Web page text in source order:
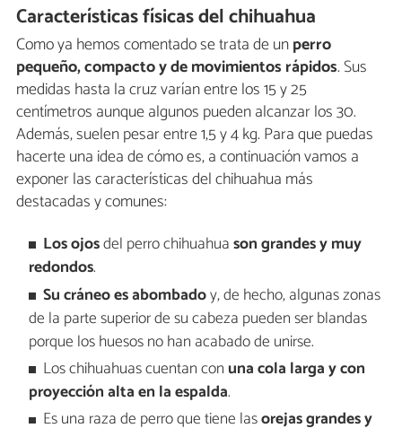
Características físicas del chihuahua
Como ya hemos comentado se trata de unperro
pequeño, compacto y de movimientos rápidos. Sus
medidas hasta la cruz varían entre los 15 y 25
centímetros aunque algunos pueden alcanzar los 30.
Además, suelen pesar entre 1,5 y 4 kg. Para que puedas
hacerte una idea de cómo es, a continuación vamos a
exponer las características del chihuahua más
destacadas y comunes:
Los ojosdel perro chihuahuason grandes y muy
redondos.
Su cráneo es abombadoy, de hecho, algunas zonas
de la parte superior de su cabeza pueden ser blandas
porque los huesos no han acabado de unirse.
Los chihuahuas cuentan con una cola larga y con
proyección alta en la espalda.
Es una raza de perro que tiene lasorejas grandes y